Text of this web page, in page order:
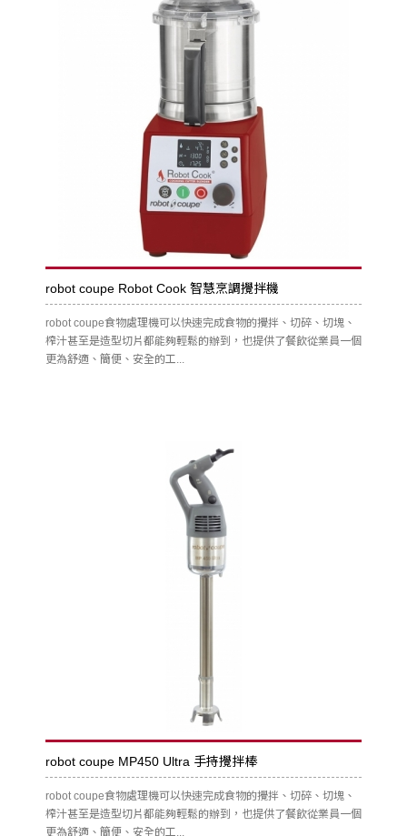
robot coupe Robot Cook 智慧烹調攪拌機
robot coupe食物處理機可以快速完成食物的攪拌、切碎、切塊、
榨汁甚至是造型切片都能夠輕鬆的辦到，也提供了餐飲從業員一個
更為舒適、簡便、安全的工...
robot coupe MP450 Ultra 手持攪拌棒
robot coupe食物處理機可以快速完成食物的攪拌、切碎、切塊、
榨汁甚至是造型切片都能夠輕鬆的辦到，也提供了餐飲從業員一個
更為舒適、簡便、安全的工...